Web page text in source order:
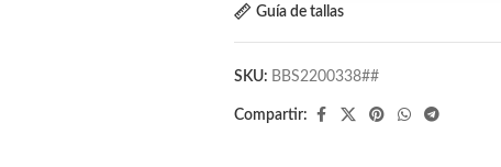
Guía de tallas
SKU: BBS2200338##
Compartir: